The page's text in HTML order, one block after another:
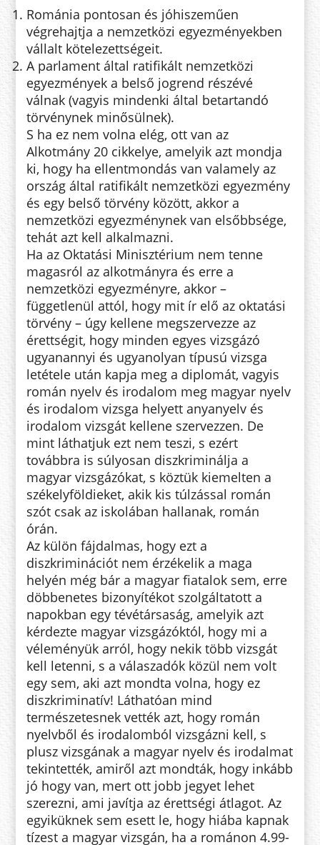
Románia pontosan és jóhiszeműen
végrehajtja a nemzetközi egyezményekben
vállalt kötelezettségeit.
A parlament által ratifikált nemzetközi
egyezmények a belső jogrend részévé
válnak (vagyis mindenki által betartandó
törvénynek minősülnek).
S ha ez nem volna elég, ott van az
Alkotmány 20 cikkelye, amelyik azt mondja
ki, hogy ha ellentmondás van valamely az
ország által ratifikált nemzetközi egyezmény
és egy belső törvény között, akkor a
nemzetközi egyezménynek van elsőbbsége,
tehát azt kell alkalmazni.
Ha az Oktatási Minisztérium nem tenne
magasról az alkotmányra és erre a
nemzetközi egyezményre, akkor –
függetlenül attól, hogy mit ír elő az oktatási
törvény – úgy kellene megszervezze az
érettségit, hogy minden egyes vizsgázó
ugyanannyi és ugyanolyan típusú vizsga
letétele után kapja meg a diplomát, vagyis
román nyelv és irodalom meg magyar nyelv
és irodalom vizsga helyett anyanyelv és
irodalom vizsgát kellene szervezzen. De
mint láthatjuk ezt nem teszi, s ezért
továbbra is súlyosan diszkriminálja a
magyar vizsgázókat, s köztük kiemelten a
székelyföldieket, akik kis túlzással román
szót csak az iskolában hallanak, román
órán.
Az külön fájdalmas, hogy ezt a
diszkriminációt nem érzékelik a maga
helyén még bár a magyar fiatalok sem, erre
döbbenetes bizonyítékot szolgáltatott a
napokban egy tévétársaság, amelyik azt
kérdezte magyar vizsgázóktól, hogy mi a
véleményük arról, hogy nekik több vizsgát
kell letenni, s a válaszadók közül nem volt
egy sem, aki azt mondta volna, hogy ez
diszkriminatív! Láthatóan mind
természetesnek vették azt, hogy román
nyelvből és irodalomból vizsgázni kell, s
plusz vizsgának a magyar nyelv és irodalmat
tekintették, amiről azt mondták, hogy inkább
jó hogy van, mert ott jobb jegyet lehet
szerezni, ami javítja az érettségi átlagot. Az
egyiküknek sem esett le, hogy hiába kapnak
tízest a magyar vizsgán, ha a románon 4.99-